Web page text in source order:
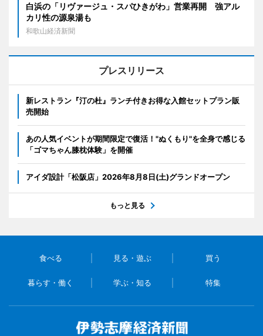
白浜の「リヴァージュ・スパひきがわ」営業再開 強アル
カリ性の源泉湯も
和歌山経済新聞
プレスリリース
新レストラン『汀の杜』ランチ付きお得な入館セットプラン販
売開始
あの人気イベントが期間限定で復活！"ぬくもり"を全身で感じる
「ゴマちゃん膝枕体験」を開催
アイダ設計「松阪店」2026年8月8日(土)グランドオープン
もっと見る
食べる 見る・遊ぶ 買う
暮らす・働く 学ぶ・知る 特集